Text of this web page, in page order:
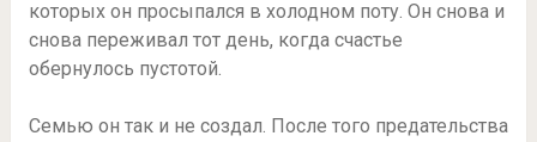
которых он просыпался в холодном поту. Он снова и
снова переживал тот день, когда счастье
обернулось пустотой.
Семью он так и не создал. После того предательства